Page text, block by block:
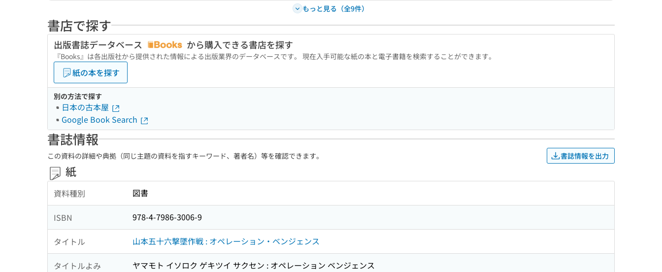
もっと見る（全9件）
書店で探す
出版書誌データベース から購入できる書店を探す
『Books』は各出版社から提供された情報による出版業界のデータベースです。 現在入手可能な紙の本と電子書籍を検索することができます。
紙の本を探す
別の方法で探す
日本の古本屋
Google Book Search
書誌情報
この資料の詳細や典拠（同じ主題の資料を指すキーワード、著者名）等を確認できます。 書誌情報を出力
紙
資料種別 図書
ISBN 978-4-7986-3006-9
タイトル 山本五十六撃墜作戦 : オペレーション・ベンジェンス
タイトルよみ ヤマモト イソロク ゲキツイ サクセン : オペレーション ベンジェンス